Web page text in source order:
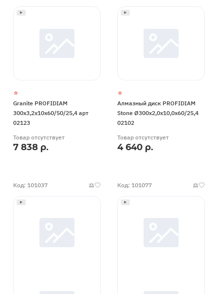
Granite PROFIDIAM
300x3,2x10x60/50/25,4 арт
02123
Товар отсутствует
7 838 р.
Алмазный диск PROFIDIAM
Stone Ø300x2,0x10,0x60/25,4
02102
Товар отсутствует
4 640 р.
Код: 101037 Код: 101077